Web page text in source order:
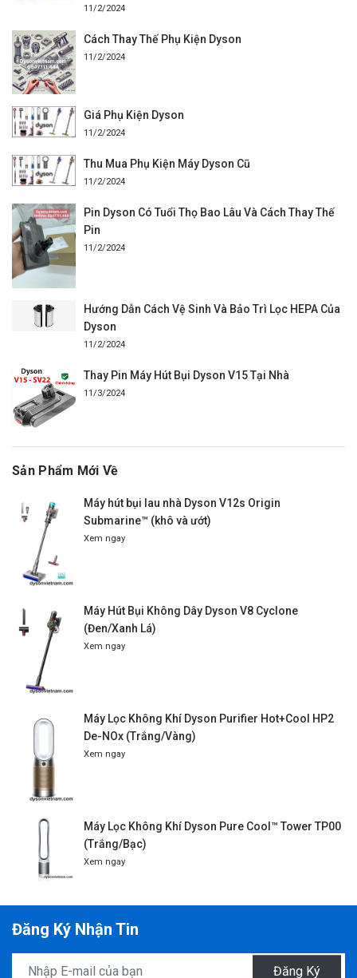
11/2/2024
Cách Thay Thế Phụ Kiện Dyson
11/2/2024
Giá Phụ Kiện Dyson
11/2/2024
Thu Mua Phụ Kiện Máy Dyson Cũ
11/2/2024
Pin Dyson Có Tuổi Thọ Bao Lâu Và Cách Thay Thế
Pin
11/2/2024
Hướng Dẫn Cách Vệ Sinh Và Bảo Trì Lọc HEPA Của
Dyson
11/2/2024
Thay Pin Máy Hút Bụi Dyson V15 Tại Nhà
11/3/2024
Sản Phẩm Mới Về
Máy hút bụi lau nhà Dyson V12s Origin
Submarine™ (khô và ướt)
Xem ngay
Máy Hút Bụi Không Dây Dyson V8 Cyclone
(Đen/Xanh Lá)
Xem ngay
Máy Lọc Không Khí Dyson Purifier Hot+Cool HP2
De-NOx (Trắng/Vàng)
Xem ngay
Máy Lọc Không Khí Dyson Pure Cool™ Tower TP00
(Trắng/Bạc)
Xem ngay
Đăng Ký Nhận Tin
Đăng Ký